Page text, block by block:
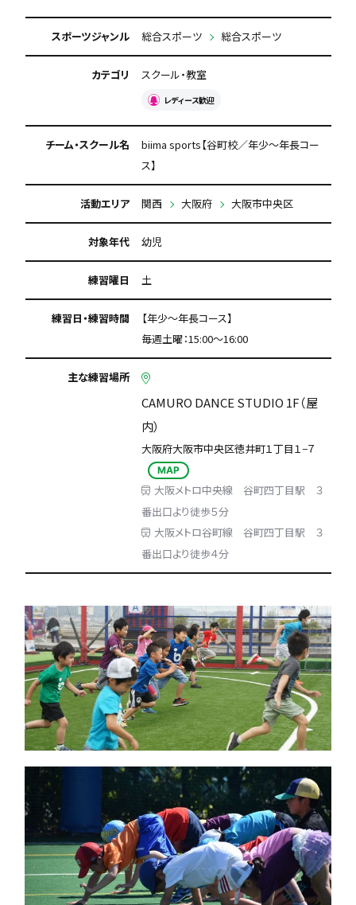
スポーツジャンル 総合スポーツ 総合スポーツ
カテゴリ スクール・教室
レディース歓迎
チーム・スクール名
biima sports【谷町校／年少～年長コー
ス】
活動エリア 関西 大阪府 大阪市中央区
対象年代 幼児
練習曜日 土
練習日・練習時間
【年少～年長コース】
毎週土曜：15:00～16:00
主な練習場所
CAMURO DANCE STUDIO 1F（屋
内）
大阪府大阪市中央区徳井町１丁目１−７
MAP
大阪メトロ中央線 谷町四丁目駅 ３
番出口より徒歩５分
大阪メトロ谷町線 谷町四丁目駅 ３
番出口より徒歩４分